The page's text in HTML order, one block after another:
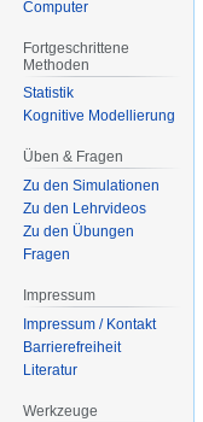
Computer
Fortgeschrittene
Methoden
Statistik
Kognitive Modellierung
Üben & Fragen
Zu den Simulationen
Zu den Lehrvideos
Zu den Übungen
Fragen
Impressum
Impressum / Kontakt
Barrierefreiheit
Literatur
Werkzeuge